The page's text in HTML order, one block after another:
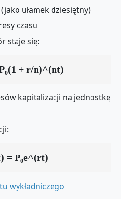
ułamek dziesiętny)
czasu
staje się:
+ r/n)^(nt)
kapitalizacji na jednostkę
= P₀e^(rt)
wykładniczego